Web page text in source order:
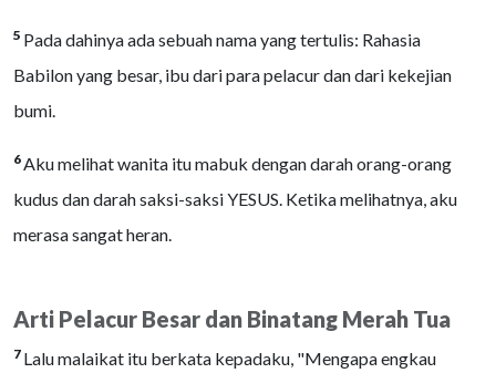
5 Pada dahinya ada sebuah nama yang tertulis: Rahasia
Babilon yang besar, ibu dari para pelacur dan dari kekejian
bumi.
6Aku melihat wanita itu mabuk dengan darah orang-orang
kudus dan darah saksi-saksi YESUS. Ketika melihatnya, aku
merasa sangat heran.
Arti Pelacur Besar dan Binatang Merah Tua
7 Lalu malaikat itu berkata kepadaku, "Mengapa engkau